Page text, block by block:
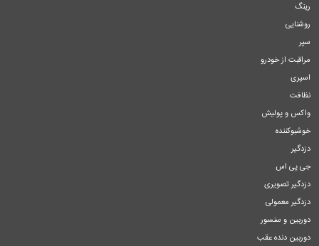
رینگ
روشنایی
سپر
مراقبت از خودرو
اسپری
نظافت
واکس و پولیش
خوشبوکننده
دزدگیر
جی پی اس
دزدگیر تصویری
دزدگیر معمولی
دوربین و سنسور
دوربین دنده عقب